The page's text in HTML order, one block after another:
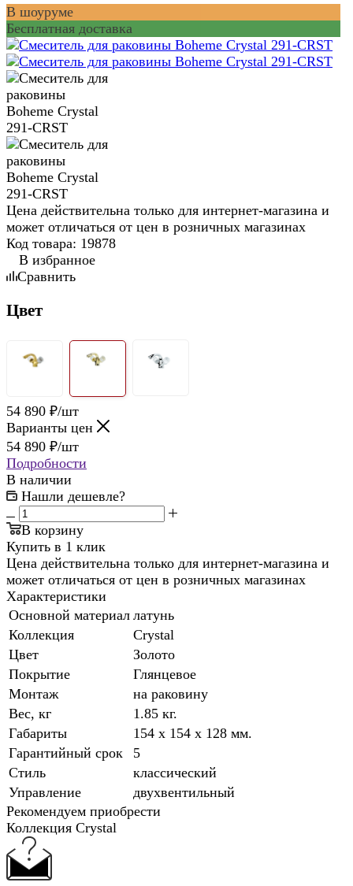
В шоуруме
Бесплатная доставка
Цена действительна только для интернет-магазина и
может отличаться от цен в розничных магазинах
Код товара: 19878
В избранное
Сравнить
Цвет
54 890 ₽/шт
Варианты цен
54 890 ₽/шт
Подробности
В наличии
Нашли дешевле?
В корзину
Купить в 1 клик
Цена действительна только для интернет-магазина и
может отличаться от цен в розничных магазинах
Характеристики
Основной материал латунь
Коллекция
Crystal
Цвет
Золото
Покрытие
Глянцевое
Монтаж
на раковину
Вес, кг
1.85 кг.
Габариты
154 x 154 x 128 мм.
Гарантийный срок
5
Стиль
классический
Управление
двухвентильный
Рекомендуем приобрести
Коллекция Crystal